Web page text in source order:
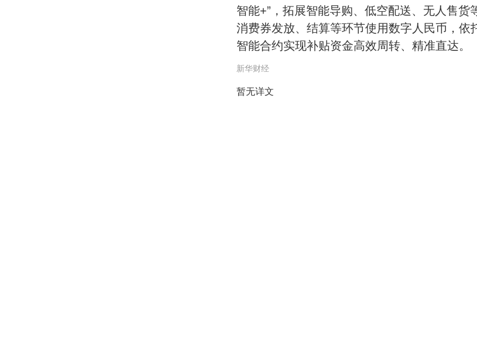
智能+”，拓展智能导购、低空配送、无人售货
消费券发放、结算等环节使用数字人民币，依
智能合约实现补贴资金高效周转、精准直达。
新华财经
暂无详文